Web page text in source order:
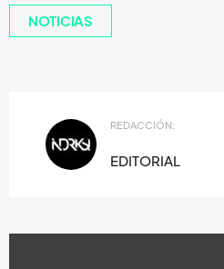
NOTICIAS
REDACCIÓN:
EDITORIAL